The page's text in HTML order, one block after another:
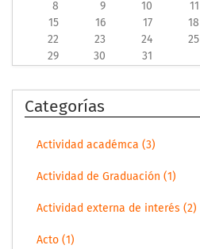
8
9 10 11
15
16 17 18
22
23 24 25
29
30 31
Categorías
Actividad académca (3)
Actividad de Graduación (1)
Actividad externa de interés (2)
Acto (1)